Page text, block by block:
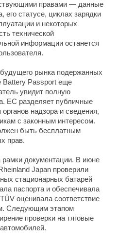
правами — данные
его статусе, циклах зарядки
и некоторых
технической
информации останется
рынка подержанных
Battery Passport еще
увидит полную
ЕС разделяет публичные
надзора и сведения,
с законным интересом.
быть бесплатным
прав.
документации. В июне
Japan проверили
стационарных батарей
паспорта и обеспечивала
оценивала соответствие
Следующим этапом
проверки на тяговые